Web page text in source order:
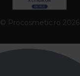
© Procosmetic.ro 2026